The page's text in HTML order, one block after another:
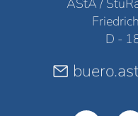
AStA /
D -